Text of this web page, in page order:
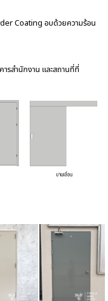
Coating อบด้วยความร้อน
ารสำนักงาน และสถานที่ที่